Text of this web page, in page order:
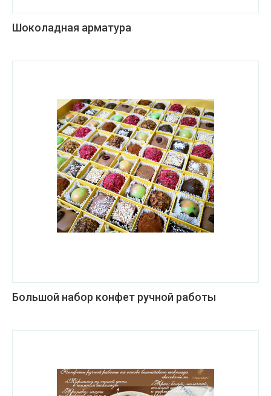
Шоколадная арматура
Большой набор конфет ручной работы